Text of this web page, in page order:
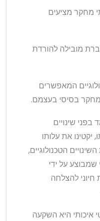
מחקר מציעים
מובילה להורדת
המאפשרים
בסיסי בעצמם.
שינויים
יקטינו את עלותו
הטכנולוגיים,
על ידי
חיוני להצלחה
היא השקעה